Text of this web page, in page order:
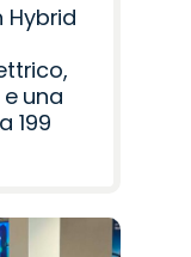
Hybrid
una
199